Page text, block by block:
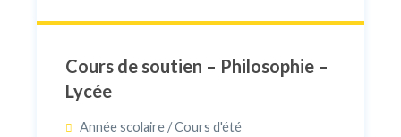
Cours de soutien – Philosophie –
Lycée
Année scolaire / Cours d'été